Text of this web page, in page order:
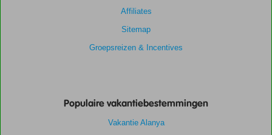
Affiliates
Sitemap
Groepsreizen & Incentives
Populaire vakantiebestemmingen
Vakantie Alanya